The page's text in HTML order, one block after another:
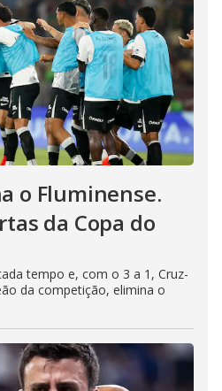
o Fluminense.
da Copa do
tempo e, com o 3 a 1, Cruz-
da competição, elimina o